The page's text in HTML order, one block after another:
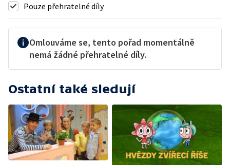
Pouze přehratelné díly
Omlouváme se, tento pořad momentálně
nemá žádné přehratelné díly.
Ostatní také sledují